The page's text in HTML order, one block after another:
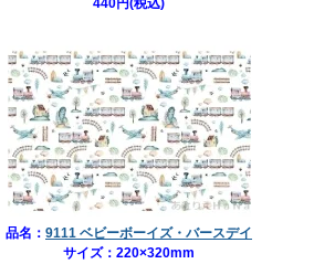
440円(税込)
品名： 9111 ベビーボーイズ・バースデイ
サイズ：220×320mm